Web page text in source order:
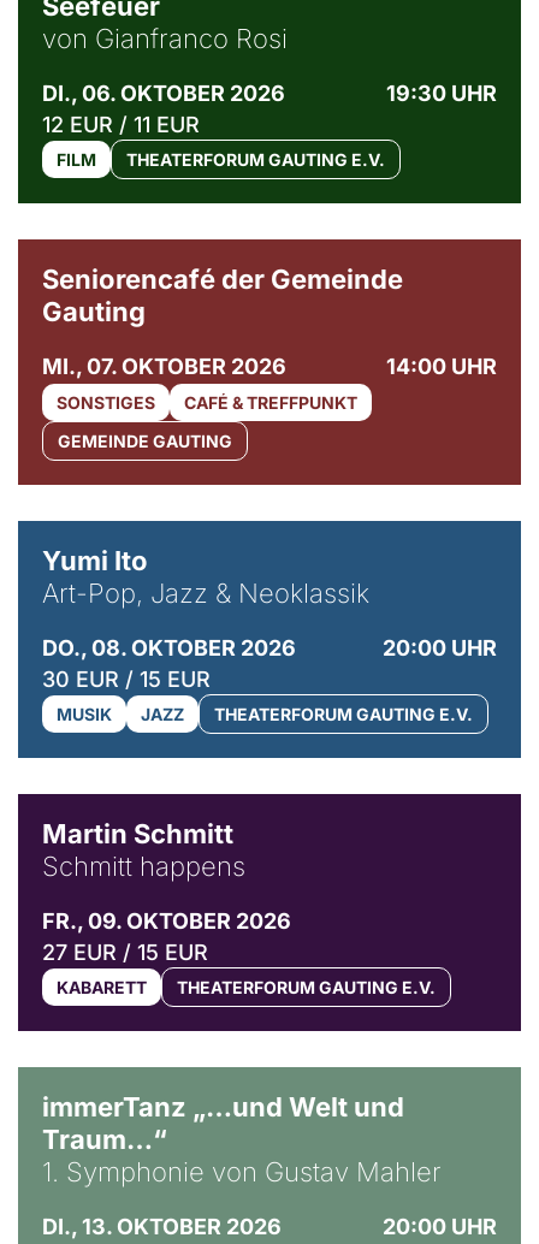
von Gianfranco Rosi
DI., 06. OKTOBER 2026
19:30 UHR
12 EUR / 11 EUR
FILM THEATERFORUM GAUTING E.V.
Seniorencafé der Gemeinde
Gauting
MI., 07. OKTOBER 2026 14:00 UHR
SONSTIGES
CAFÉ & TREFFPUNKT
GEMEINDE GAUTING
Yumi Ito
Art-Pop, Jazz & Neoklassik
DO., 08. OKTOBER 2026
20:00 UHR
30 EUR / 15 EUR
MUSIK JAZZ THEATERFORUM GAUTING E.V.
Martin Schmitt
Schmitt happens
FR., 09. OKTOBER 2026
27 EUR / 15 EUR
KABARETT THEATERFORUM GAUTING E.V.
immerTanz „…und Welt und
Traum…“
1. Symphonie von Gustav Mahler
DI., 13. OKTOBER 2026
20:00 UHR